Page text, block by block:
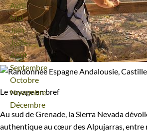
Avril
Mai
Juin
Juillet
Août
Septembre
Octobre
Novembre
Décembre
Le voyage en bref
Au sud de Grenade, la Sierra Nevada
authentique au cœur des Alpujarras, entre